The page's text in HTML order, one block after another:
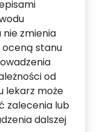
zmienia
oceną stanu
od
lekarz może
zalecenia lub
dalszej